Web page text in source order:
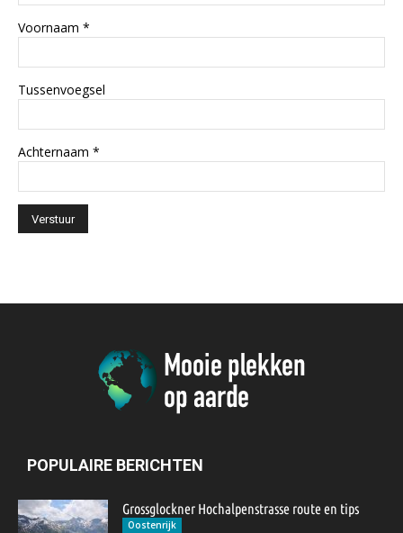
Voornaam *
Tussenvoegsel
Achternaam *
POPULAIRE BERICHTEN
Grossglockner Hochalpenstrasse route en tips
Oostenrijk